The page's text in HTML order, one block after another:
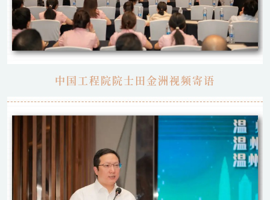
中国工程院院士田金洲视频寄语